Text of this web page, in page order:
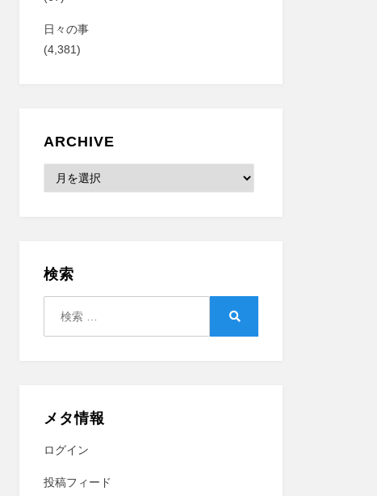
日々の事
(4,381)
ARCHIVE
Archive
検索
メタ情報
ログイン
投稿フィード